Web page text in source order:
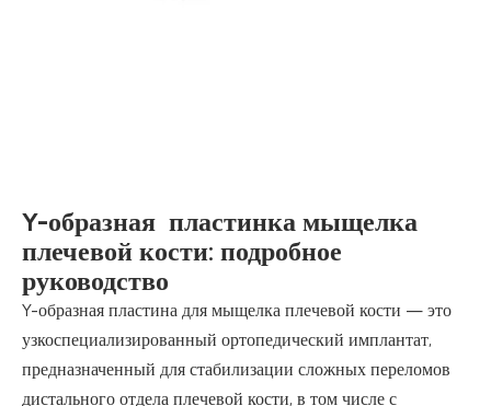
Y-образная пластинка мыщелка
плечевой кости: подробное
руководство
Y-образная пластина для мыщелка плечевой кости — это
узкоспециализированный ортопедический имплантат,
предназначенный для стабилизации сложных переломов
дистального отдела плечевой кости, в том числе с